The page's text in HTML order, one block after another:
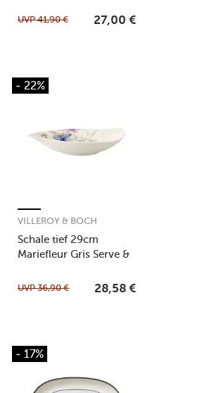
UVP41,90 € 27,00 €
- 22%
Schale tief 29cm
Mariefleur Gris Serve &
VILLEROY & BOCH
UVP36,90 € 28,58 €
- 17%